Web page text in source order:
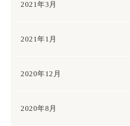
2021年3月
2021年1月
2020年12月
2020年8月